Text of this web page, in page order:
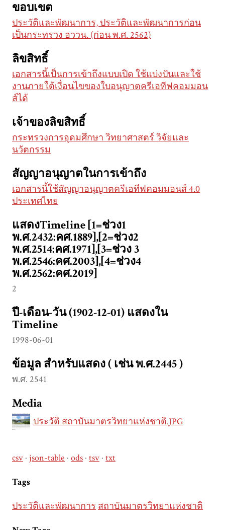
ขอบเขต
ประวัติและพัฒนาการ, ประวัติและพัฒนาการก่อน
เป็นกระทรวง อววน. (ก่อน พ.ศ. 2562)
ลิขสิทธิ์
เอกสารนี้เป็นการเข้าถึงแบบเปิด ใช้แบ่งปันและใช้
งานภายใต้เงื่อนไขของใบอนุญาตครีเอทีฟคอมมอน
ส์ได้
เจ้าของลิขสิทธิ์
กระทรวงการอุดมศึกษา วิทยาศาสตร์ วิจัยและ
นวัตกรรม
สัญญาอนุญาตในการเข้าถึง
เอกสารนี้ใช้สัญญาอนุญาตครีเอทีฟคอมมอนส์ 4.0
ประเทศไทย
แสดงTimeline [1=ช่วง1
พ.ศ.2432:คศ.1889],[2=ช่วง2
พ.ศ.2514:คศ.1971],[3=ช่วง 3
พ.ศ.2546:คศ.2003],[4=ช่วง4
พ.ศ.2562:คศ.2019]
2
ปี-เดือน-วัน (1902-12-01) แสดงใน
Timeline
1998-06-01
ข้อมูล สำหรับแสดง ( เช่น พ.ศ.2445 )
พ.ศ. 2541
Media
ประวัติ สถาบันมาตรวิทยาแห่งชาติ.JPG
csv json-table ods tsv txt
Tags
ประวัติและพัฒนาการ สถาบันมาตรวิทยาแห่งชาติ